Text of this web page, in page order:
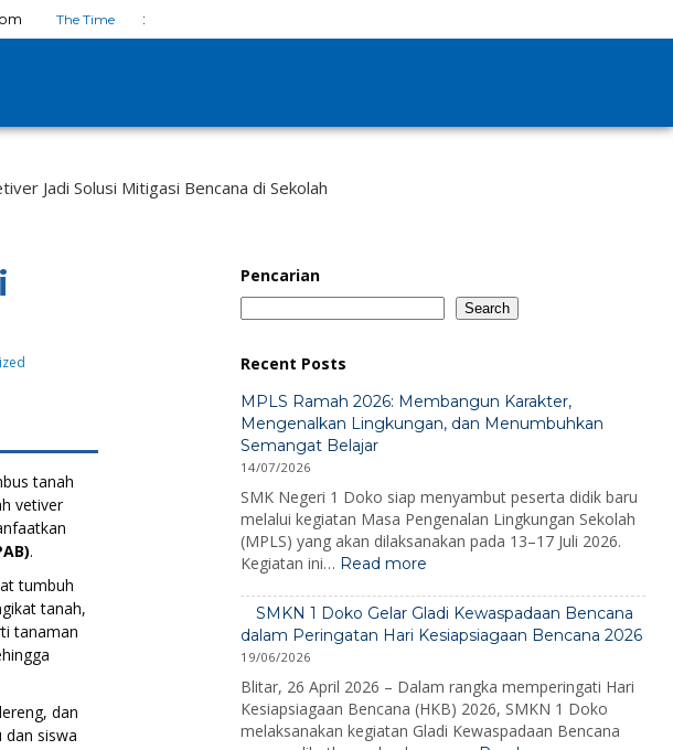
:
Jadi Solusi Mitigasi Bencana di Sekolah
tanah
vetiver
.
tumbuh
tanah,
tanaman
dan
dan siswa
Pencarian
Search
Recent Posts
MPLS Ramah 2026: Membangun Karakter,
Mengenalkan Lingkungan, dan Menumbuhkan
Semangat Belajar
14/07/2026
SMK Negeri 1 Doko siap menyambut peserta didik baru
melalui kegiatan Masa Pengenalan Lingkungan Sekolah
(MPLS) yang akan dilaksanakan pada 13–17 Juli 2026.
Kegiatan ini… Read more:
Ramah
2026:
Membangun
Mengenalkan
Lingkungan,
dan
Menumbuhkan
SMKN 1 Doko Gelar Gladi Kewaspadaan Bencana
dalam Peringatan Hari Kesiapsiagaan Bencana 2026
19/06/2026
Blitar, 26 April 2026 – Dalam rangka memperingati Hari
Kesiapsiagaan Bencana (HKB) 2026, SMKN 1 Doko
melaksanakan kegiatan Gladi Kewaspadaan Bencana